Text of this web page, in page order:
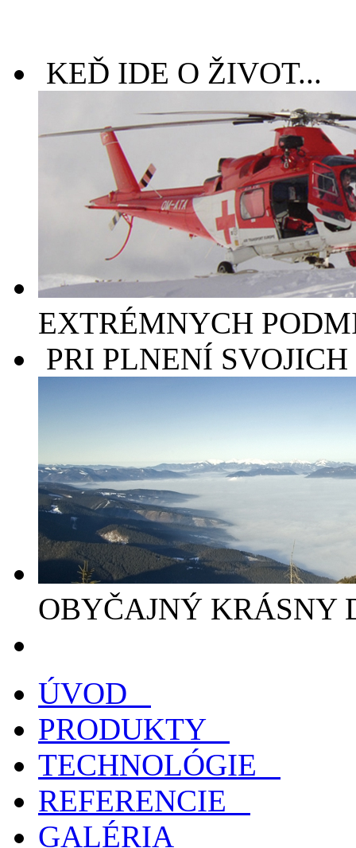
KEĎ IDE O ŽIVOT...
EXTRÉMNYCH
PRI PLNENÍ SVOJICH
OBYČAJNÝ KRÁSNY
ÚVOD
PRODUKTY
TECHNOLÓGIE
REFERENCIE
GALÉRIA